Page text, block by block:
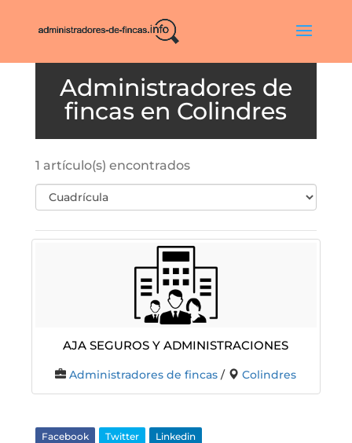
Colindres
1 artículo(s) encontrados
Aja Seguros Y Administraciones
Administradores de fincas / Colindres
Facebook Twitter Linkedin